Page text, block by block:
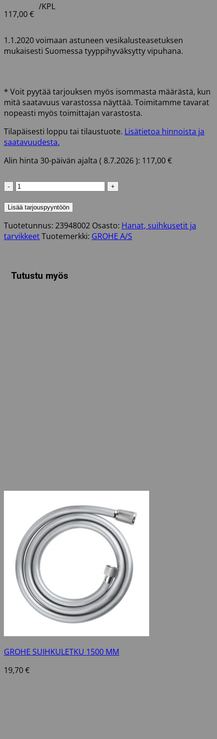
117,00€
/KPL
1.1.2020 voimaan astuneen vesikalusteasetuksen
mukaisesti Suomessa tyyppihyväksytty vipuhana.
* Voit pyytää tarjouksen myös isommasta määrästä, kun
mitä saatavuus varastossa näyttää. Toimitamme tavarat
nopeasti myös toimittajan varastosta.
Tilapäisesti loppu tai tilaustuote. Lisätietoa hinnoista ja
saatavuudesta.
Alin hinta 30-päivän ajalta ( 8.7.2026): 117,00€
GROHE
EUROSMART
määrä
Lisää tarjouspyyntöön
Tuotetunnus: 23948002 Osasto: Hanat, suihkusetit ja
tarvikkeetTuotemerkki: GROHE A/S
Tutustu myös
GROHE SUIHKULETKU 1500 MM
19,70€